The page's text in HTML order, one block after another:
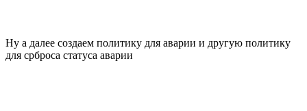
Ну а далее создаем политику для аварии и другую политику
для срброса статуса аварии